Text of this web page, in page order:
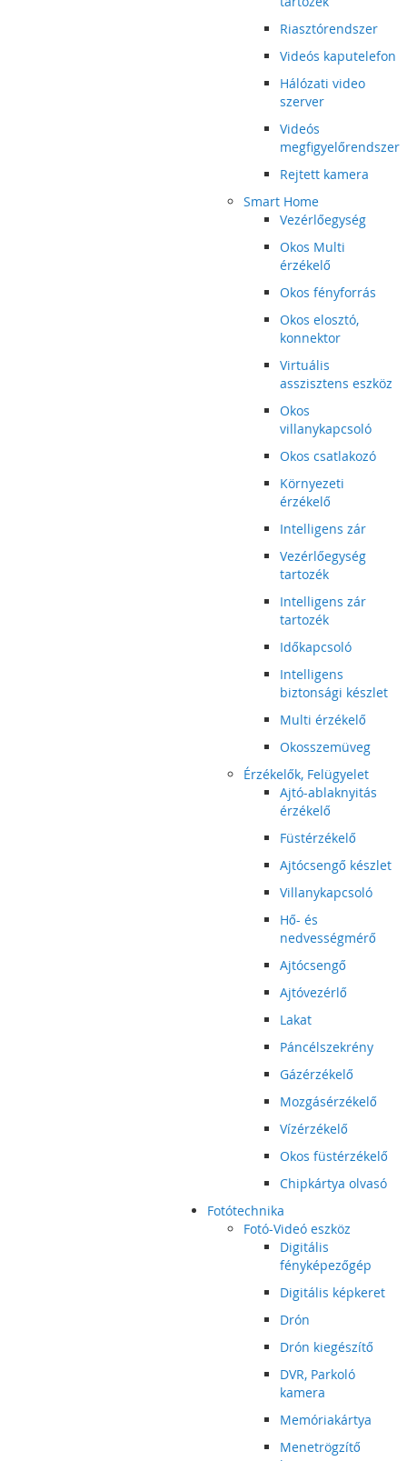
Riasztórendszer
Videós kaputelefon
Hálózati video
szerver
Videós
megfigyelőrendszer
Rejtett kamera
Smart Home
Vezérlőegység
Okos Multi
érzékelő
Okos fényforrás
Okos elosztó,
konnektor
Virtuális
asszisztens eszköz
Okos
villanykapcsoló
Okos csatlakozó
Környezeti
érzékelő
Intelligens zár
Vezérlőegység
tartozék
Intelligens zár
tartozék
Időkapcsoló
Intelligens
biztonsági készlet
Multi érzékelő
Okosszemüveg
Érzékelők, Felügyelet
Ajtó-ablaknyitás
érzékelő
Füstérzékelő
Ajtócsengő készlet
Villanykapcsoló
Hő- és
nedvességmérő
Ajtócsengő
Ajtóvezérlő
Lakat
Páncélszekrény
Gázérzékelő
Mozgásérzékelő
Vízérzékelő
Okos füstérzékelő
Chipkártya olvasó
Fotótechnika
Fotó-Videó eszköz
Digitális
fényképezőgép
Digitális képkeret
Drón
Drón kiegészítő
DVR, Parkoló
kamera
Memóriakártya
Menetrögzítő